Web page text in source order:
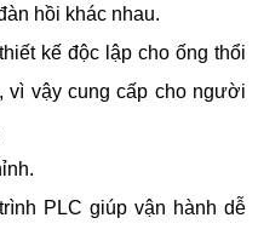
hồi khác nhau.
kế độc lập cho ống thổi
vì vậy cung cấp cho người
PLC giúp vận hành dễ